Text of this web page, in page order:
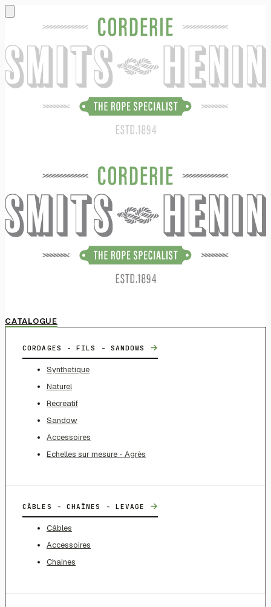
CATALOGUE
CORDAGES - FILS - SANDOWS →
Synthétique
Naturel
Récréatif
Sandow
Accessoires
Echelles sur mesure - Agrès
CÂBLES - CHAÎNES - LEVAGE →
Câbles
Accessoires
Chaines